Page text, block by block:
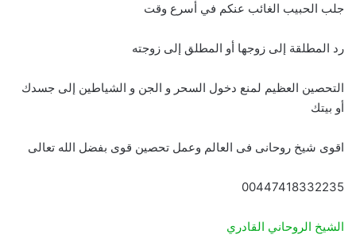
جلب الحبيب الغائب عنكم في أسرع وقت
رد المطلقة إلى زوجها أو المطلق إلى زوجته
التحصين العظيم لمنع دخول السحر و الجن و الشياطين إلى جسدك
أو بيتك
اقوى شيخ روحانى فى العالم وعمل تحصين قوى بفضل الله تعالى
00447418332235
الشيخ الروحاني القادري